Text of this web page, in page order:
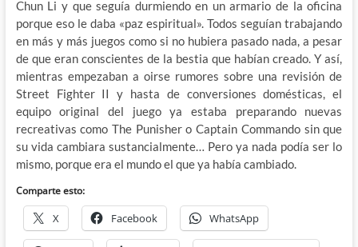
Chun Li y que seguía durmiendo en un armario de la oficina
porque eso le daba «paz espiritual». Todos seguían trabajando
en más y más juegos como si no hubiera pasado nada, a pesar
de que eran conscientes de la bestia que habían creado. Y así,
mientras empezaban a oirse rumores sobre una revisión de
Street Fighter II y hasta de conversiones domésticas, el
equipo original del juego ya estaba preparando nuevas
recreativas como The Punisher o Captain Commando sin que
su vida cambiara sustancialmente… Pero ya nada podía ser lo
mismo, porque era el mundo el que ya había cambiado.
Comparte esto:
X Facebook WhatsApp